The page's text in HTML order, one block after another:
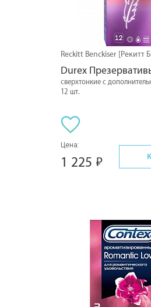
Reckitt Benckiser [Рекитт
Durex
сверхтонкие с
12 шт.
Цена:
1 225